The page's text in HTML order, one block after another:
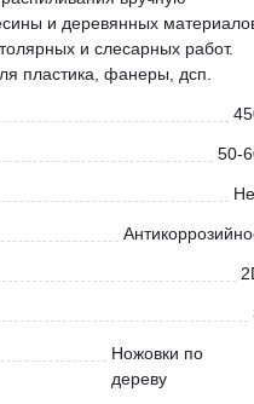
и деревянных
и слесарных работ.
пластика, фанеры, дсп.
50-
Ножовки по
дереву